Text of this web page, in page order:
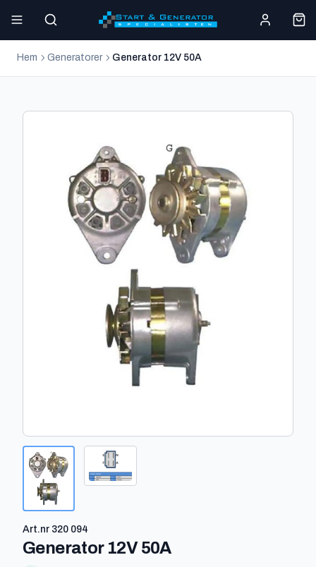
Hem Generatorer Generator 12V 50A
Art.nr 320 094
Generator 12V 50A-